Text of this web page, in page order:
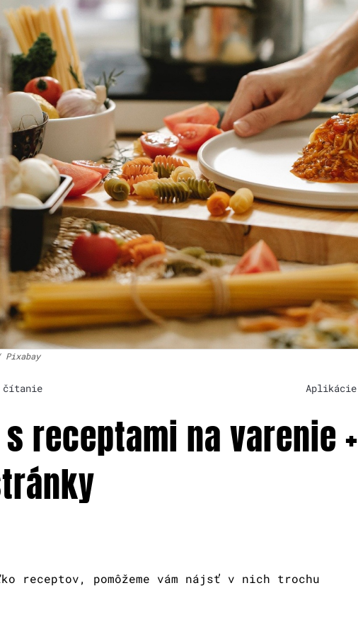
Pixabay
čítanie Aplikácie
receptami na varenie +
receptov, pomôžeme vám nájsť v nich trochu